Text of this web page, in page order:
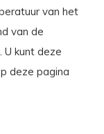
van het
van de
U kunt deze
deze pagina